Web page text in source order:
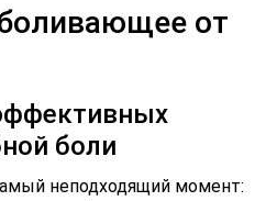
от
боли
неподходящий момент: